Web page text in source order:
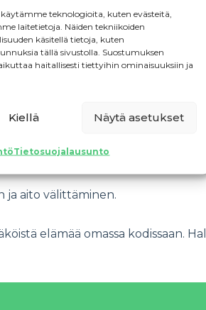
teknologioita, kuten evästeitä,
laitetietoja. Näiden tekniikoiden
käsitellä tietoja, kuten
tällä sivustolla. Suostumuksen
haitallisesti tiettyihin ominaisuuksiin ja
Kiellä Näytä asetukset
Tietosuojalausunto
ja Valman olleen heti
mahdollisuuden myös niille,
kuin elämäntilanne
ja aito välittäminen.
elämää omassa kodissaan.